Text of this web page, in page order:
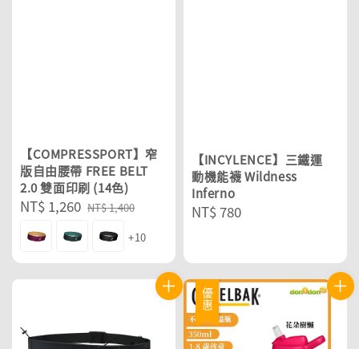
【COMPRESSPORT】窄
版自由腰帶 FREE BELT
2.0 雙面印刷 (14色)
Sale
price
NT$ 1,260 Regular
price
NT$ 1,400
+10
【INCYLENCE】三鐵運
動機能襪 Wildness
Inferno
Regular
NT$ 780
優惠